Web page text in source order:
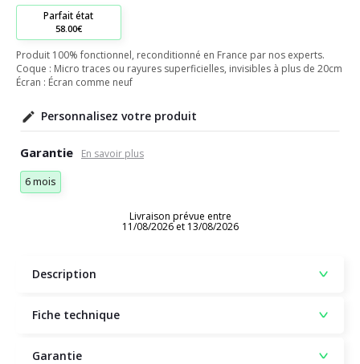
Parfait état
58.00€
Produit 100% fonctionnel, reconditionné en France par nos experts.
Coque : Micro traces ou rayures superficielles, invisibles à plus de 20cm
Écran : Écran comme neuf
Personnalisez votre produit
Garantie
6 mois
Livraison prévue entre
11/08/2026 et 13/08/2026
Description
Fiche technique
Garantie